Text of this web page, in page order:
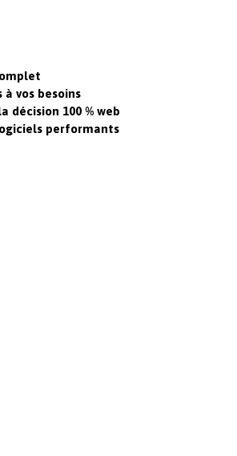
vos besoins
décision 100 % web
performants